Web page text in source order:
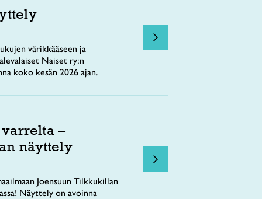
värikkääseen ja
Naiset ry:n
koko kesän 2026 ajan.
–
näyttely
Joensuun Tilkkukillan
Näyttely on avoinna